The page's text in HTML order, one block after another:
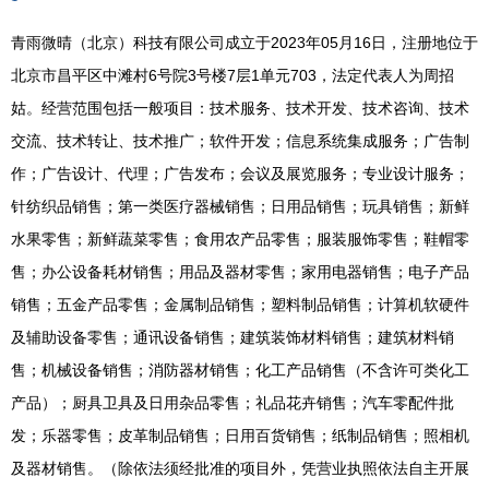
青雨微晴（北京）科技有限公司成立于2023年05月16日，注册地位于
北京市昌平区中滩村6号院3号楼7层1单元703，法定代表人为周招
姑。经营范围包括一般项目：技术服务、技术开发、技术咨询、技术
交流、技术转让、技术推广；软件开发；信息系统集成服务；广告制
作；广告设计、代理；广告发布；会议及展览服务；专业设计服务；
针纺织品销售；第一类医疗器械销售；日用品销售；玩具销售；新鲜
水果零售；新鲜蔬菜零售；食用农产品零售；服装服饰零售；鞋帽零
售；办公设备耗材销售；用品及器材零售；家用电器销售；电子产品
销售；五金产品零售；金属制品销售；塑料制品销售；计算机软硬件
及辅助设备零售；通讯设备销售；建筑装饰材料销售；建筑材料销
售；机械设备销售；消防器材销售；化工产品销售（不含许可类化工
产品）；厨具卫具及日用杂品零售；礼品花卉销售；汽车零配件批
发；乐器零售；皮革制品销售；日用百货销售；纸制品销售；照相机
及器材销售。（除依法须经批准的项目外，凭营业执照依法自主开展